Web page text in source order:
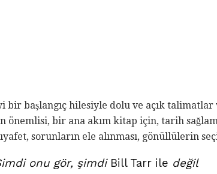
bir başlangıç ​​hilesiyle dolu ve açık
önemlisi, bir ana akım kitap için, tarih
sorunların ele alınması, gönüllülerin
onu gör, şimdiBill Tarr ile değil